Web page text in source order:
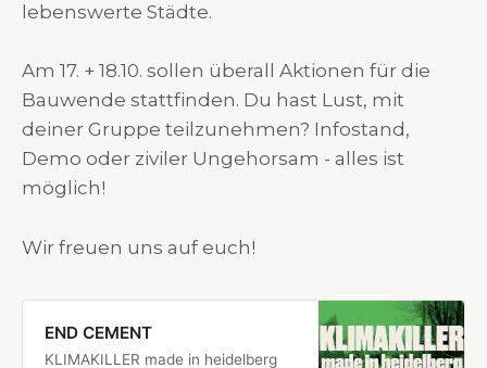
lebenswerte Städte.
Am 17. + 18.10. sollen überall Aktionen für die
Bauwende stattfinden. Du hast Lust, mit
deiner Gruppe teilzunehmen? Infostand,
Demo oder ziviler Ungehorsam - alles ist
möglich!
Wir freuen uns auf euch!
END CEMENT
KLIMAKILLER made in heidelberg